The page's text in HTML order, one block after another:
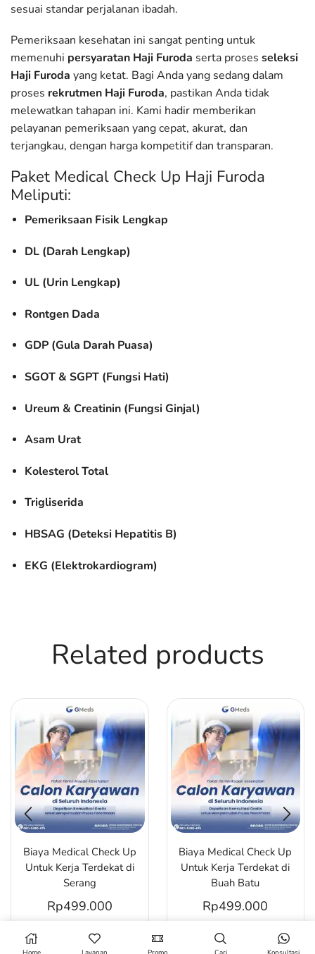
sesuai standar perjalanan ibadah.
Pemeriksaan kesehatan ini sangat penting untuk
memenuhi persyaratan Haji Furoda serta proses seleksi
Haji Furoda yang ketat. Bagi Anda yang sedang dalam
proses rekrutmen Haji Furoda, pastikan Anda tidak
melewatkan tahapan ini. Kami hadir memberikan
pelayanan pemeriksaan yang cepat, akurat, dan
terjangkau, dengan harga kompetitif dan transparan.
Paket Medical Check Up Haji Furoda
Meliputi:
Pemeriksaan Fisik Lengkap
DL (Darah Lengkap)
UL (Urin Lengkap)
Rontgen Dada
GDP (Gula Darah Puasa)
SGOT & SGPT (Fungsi Hati)
Ureum & Creatinin (Fungsi Ginjal)
Asam Urat
Kolesterol Total
Trigliserida
HBSAG (Deteksi Hepatitis B)
EKG (Elektrokardiogram)
Related products
Biaya Medical Check Up
Untuk Kerja Terdekat di
Serang
Rp499.000
Biaya Medical Check Up
Untuk Kerja Terdekat di
Buah Batu
Rp499.000